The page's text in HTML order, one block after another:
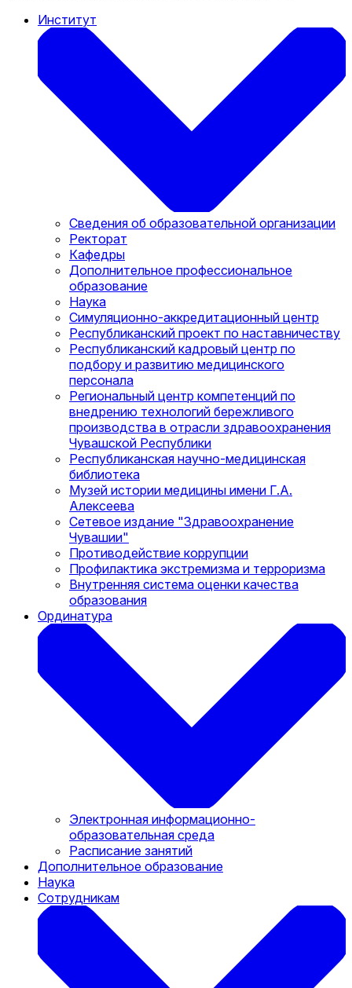
Институт
Сведения об образовательной организации
Ректорат
Кафедры
Дополнительное профессиональное
образование
Наука
Симуляционно-аккредитационный центр
Республиканский проект по наставничеству
Республиканский кадровый центр по
подбору и развитию медицинского
персонала
Региональный центр компетенций по
внедрению технологий бережливого
производства в отрасли здравоохранения
Чувашской Республики
Республиканская научно-медицинская
библиотека
Музей истории медицины имени Г.А.
Алексеева
Сетевое издание "Здравоохранение
Чувашии"
Противодействие коррупции
Профилактика экстремизма и терроризма
Внутренняя система оценки качества
образования
Ординатура
Электронная информационно-
образовательная среда
Расписание занятий
Дополнительное образование
Наука
Сотрудникам